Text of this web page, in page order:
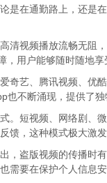
是在通勤路上，还
视频播放流畅无阻
用户能够随时随地享
奇艺、腾讯视频、
不断涌现，提供了
短视频、网络剧
，这种模式极大激发
盗版视频的传播
需要在保护个人信息安